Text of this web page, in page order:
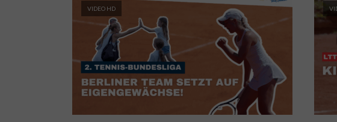
VIDEO HD